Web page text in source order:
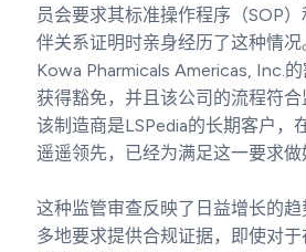
员会要求其标准操作程序（SOP
伴关系证明时亲身经历了这种情
Kowa Pharmicals Americas, Inc.
获得豁免，并且该公司的流程符合
该制造商是LSPedia的长期客户，
遥遥领先，已经为满足这一要求做
这种监管审查反映了日益增长的
多地要求提供合规证据，即使对